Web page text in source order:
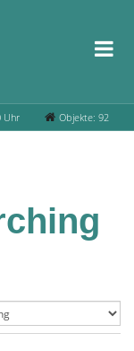
Uhr Objekte: 92